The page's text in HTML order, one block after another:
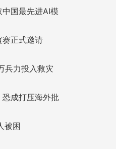
国最先进AI模
赛正式邀请
兵力投入救灾
成打压海外批
被困